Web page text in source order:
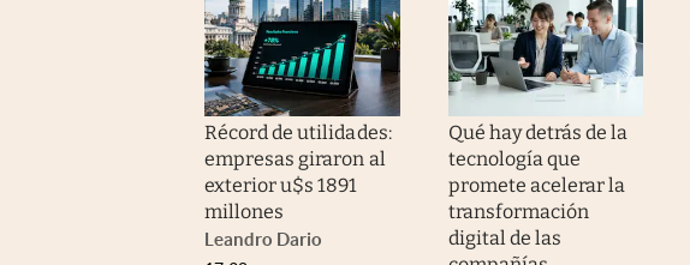
Récord de utilidades:
empresas giraron al
exterior u$s 1891
millones
Leandro Dario
Qué hay detrás de la
tecnología que
promete acelerar la
transformación
digital de las